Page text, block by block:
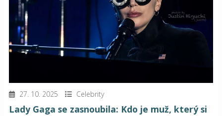
27. 10. 2025 Celebrity
Lady Gaga se zasnoubila: Kdo je muž, který si